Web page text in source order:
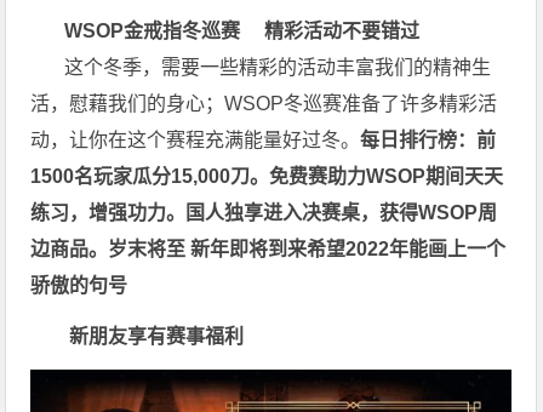
WSOP金戒指冬巡赛精彩活动不要错过
这个冬季，需要一些精彩的活动丰富我们的精神生
活，慰藉我们的身心；WSOP冬巡赛准备了许多精彩活
动，让你在这个赛程充满能量好过冬。每日排行榜：前
1500名玩家瓜分15,000刀。免费赛助力WSOP期间天天
练习，增强功力。
国人独享进入决赛桌，获得WSOP周
边商品。 岁末将至 新年即将到来希望2022年能画上一个
骄傲的句号
新朋友享有赛事福利